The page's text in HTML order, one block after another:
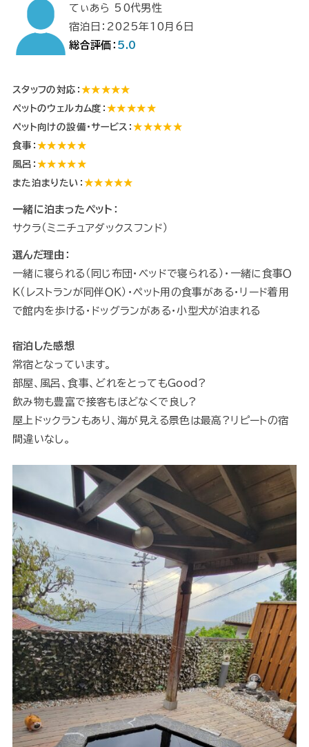
てぃあら 50代男性
宿泊日：2025年10月6日
総合評価： 5.0
スタッフの対応： ★★★★★
ペットのウェルカム度：★★★★★
ペット向けの設備・サービス：★★★★★
食事：★★★★★
風呂：★★★★★
また泊まりたい： ★★★★★
一緒に泊まったペット：
サクラ（ミニチュアダックスフンド）
選んだ理由：
一緒に寝られる（同じ布団・ベッドで寝られる）・一緒に食事Ｏ
Ｋ（レストランが同伴ＯＫ）・ペット用の食事がある・リード着用
で館内を歩ける・ドッグランがある・小型犬が泊まれる
宿泊した感想
常宿となっています。
部屋、風呂、食事、どれをとってもGood?
飲み物も豊富で接客もほどなくで良し?
屋上ドックランもあり、海が見える景色は最高?リピートの宿
間違いなし。